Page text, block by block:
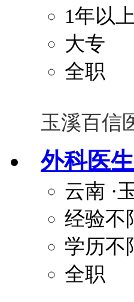
1年以上
大专
全职
玉溪百信
外科医生
云南 ·
经验不
学历不
全职